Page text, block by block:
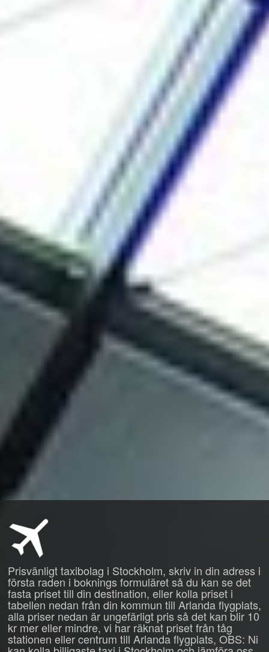
Prisvänligt taxibolag i Stockholm, skriv in din adress i
första raden i boknings formuläret så du kan se det
fasta priset till din destination, eller kolla priset i
tabellen nedan från din kommun till Arlanda flygplats,
alla priser nedan är ungefärligt pris så det kan blir 10
kr mer eller mindre, vi har räknat priset från tåg
stationen eller centrum till Arlanda flygplats, OBS: Ni